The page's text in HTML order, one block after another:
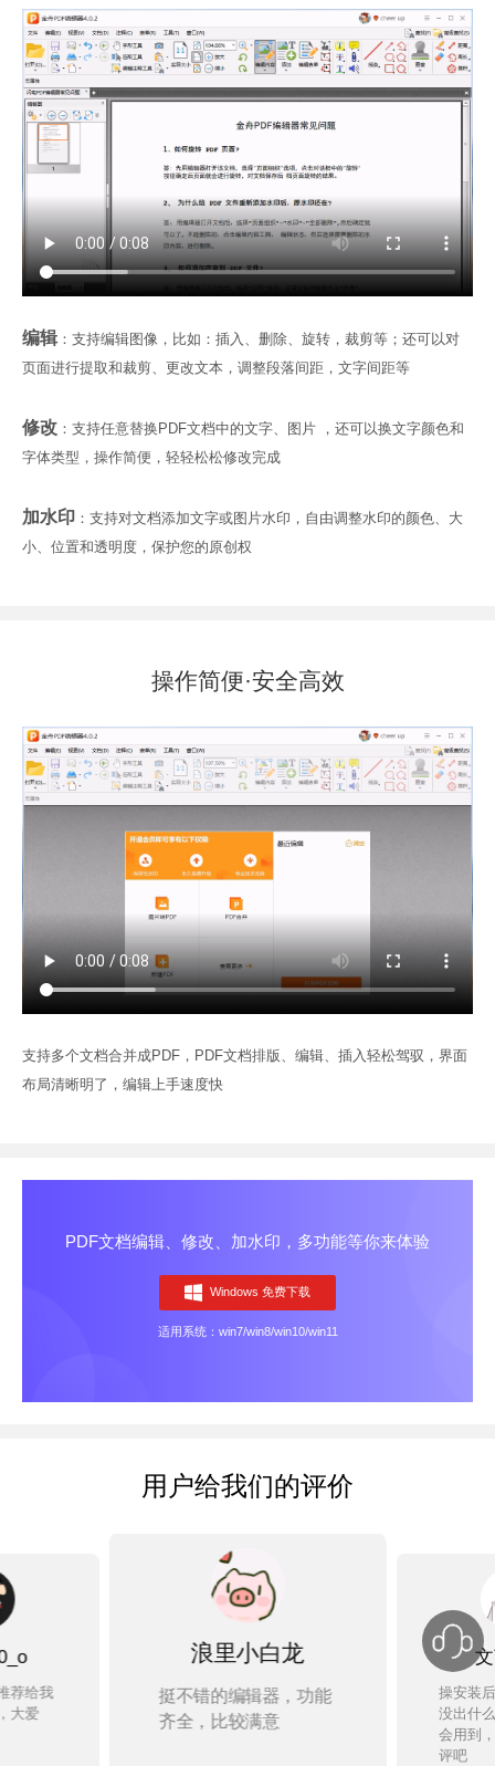
编辑：支持编辑图像，比如：插入、删除、旋转，裁剪等；还可以对
页面进行提取和裁剪、更改文本，调整段落间距，文字间距等
修改 ：支持任意替换PDF文档中的文字、图片 ，还可以换文字颜色和
字体类型，操作简便，轻轻松松修改完成
加水印 ：支持对文档添加文字或图片水印，自由调整水印的颜色、大
小、位置和透明度，保护您的原创权
操作简便·安全高效
支持多个文档合并成PDF，PDF文档排版、编辑、插入轻松驾驭，界面
布局清晰明了，编辑上手速度快
PDF文档编辑、修改、加水印，多功能等你来体验
Windows 免费下载
适用系统：win7/win8/win10/win11
用户给我们的评价
荐给我
大爱
浪里小白龙
挺不错的编辑器，功能
齐全，比较满意
操安装
没出什
会用到
评吧